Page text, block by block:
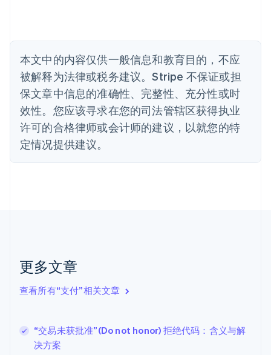
本文中的内容仅供一般信息和教育目的，不应
被解释为法律或税务建议。Stripe 不保证或担
保文章中信息的准确性、完整性、充分性或时
效性。您应该寻求在您的司法管辖区获得执业
许可的合格律师或会计师的建议，以就您的特
定情况提供建议。
更多文章
查看所有“支付”相关文章
“交易未获批准”(Do not honor) 拒绝代码：含义与解
决方案
English
丹麦
English
德国
DeutschEnglish
法国
FrançaisEnglish
芬兰
EnglishSvenska
English Italiano
拉脱维亚
立陶宛
DeutschEnglish
卢森堡